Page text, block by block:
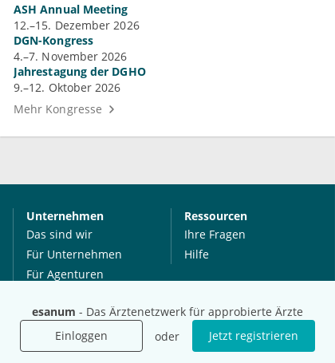
esanum - Das Ärztenetzwerk für approbierte Ärzte
Einloggen
oder Jetzt registrieren
ASH Annual Meeting
12.–15. Dezember 2026
DGN-Kongress
4.–7. November 2026
Jahrestagung der DGHO
9.–12. Oktober 2026
Mehr Kongresse
Unternehmen
Das sind wir
Für Unternehmen
Für Agenturen
Presse
Karriere
Jobs
Ressourcen
Ihre Fragen
Hilfe